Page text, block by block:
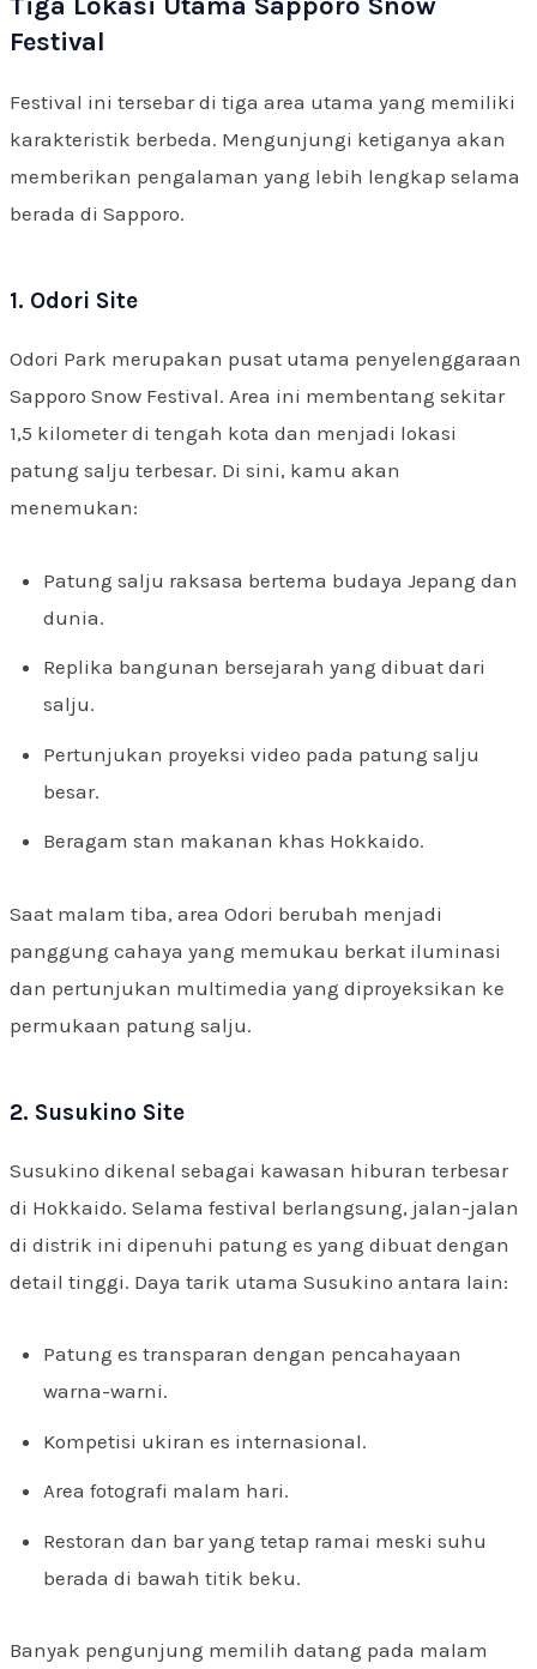
Tiga Lokasi Utama Sapporo Snow
Festival
Festival ini tersebar di tiga area utama yang memiliki
karakteristik berbeda. Mengunjungi ketiganya akan
memberikan pengalaman yang lebih lengkap selama
berada di Sapporo.
1. Odori Site
Odori Park merupakan pusat utama penyelenggaraan
Sapporo Snow Festival. Area ini membentang sekitar
1,5 kilometer di tengah kota dan menjadi lokasi
patung salju terbesar. Di sini, kamu akan
menemukan:
Patung salju raksasa bertema budaya Jepang dan
dunia.
Replika bangunan bersejarah yang dibuat dari
salju.
Pertunjukan proyeksi video pada patung salju
besar.
Beragam stan makanan khas Hokkaido.
Saat malam tiba, area Odori berubah menjadi
panggung cahaya yang memukau berkat iluminasi
dan pertunjukan multimedia yang diproyeksikan ke
permukaan patung salju.
2. Susukino Site
Susukino dikenal sebagai kawasan hiburan terbesar
di Hokkaido. Selama festival berlangsung, jalan-jalan
di distrik ini dipenuhi patung es yang dibuat dengan
detail tinggi. Daya tarik utama Susukino antara lain:
Patung es transparan dengan pencahayaan
warna-warni.
Kompetisi ukiran es internasional.
Area fotografi malam hari.
Restoran dan bar yang tetap ramai meski suhu
berada di bawah titik beku.
Banyak pengunjung memilih datang pada malam